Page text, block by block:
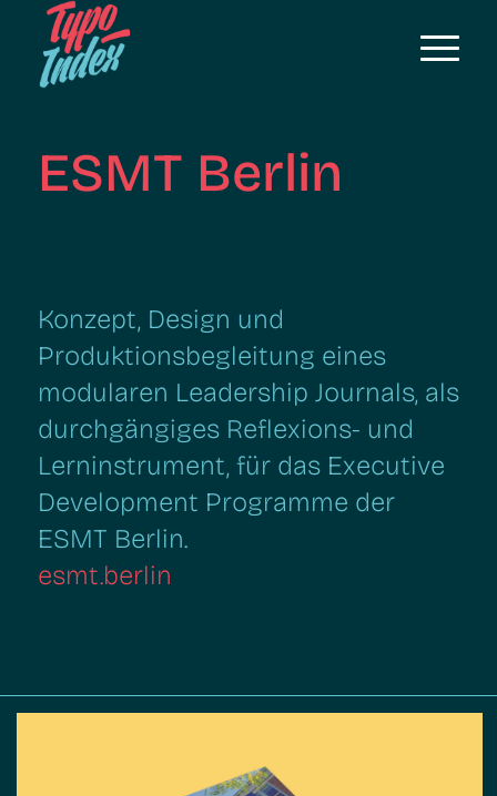
ESMT Berlin
Konzept, Design und
Produktionsbegleitung eines
modularen Leadership Journals, als
durchgängiges Reflexions- und
Lerninstrument, für das Executive
Development Programme der
ESMT Berlin.
esmt.berlin